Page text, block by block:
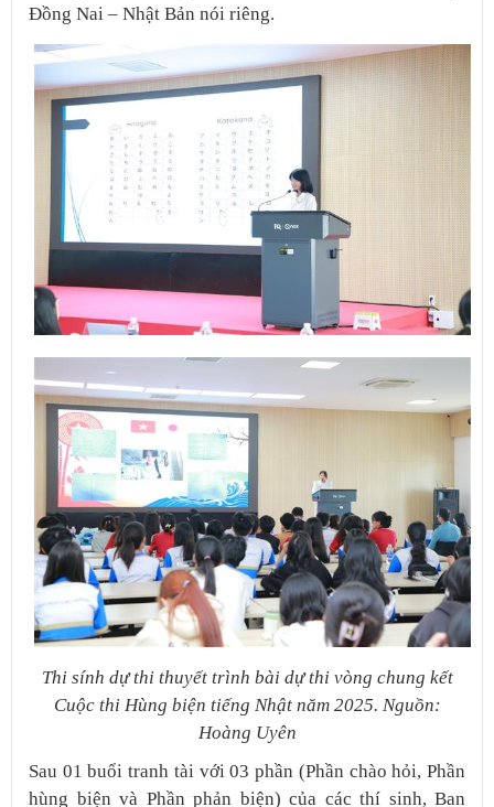
Đồng Nai – Nhật Bản nói riêng.
Thi sính dự thi thuyết trình bài dự thi vòng chung kết
Cuộc thi Hùng biện tiếng Nhật năm 2025. Nguồn:
Hoàng Uyên
Sau 01 buổi tranh tài với 03 phần (Phần chào hỏi, Phần
hùng biện và Phần phản biện) của các thí sinh, Ban